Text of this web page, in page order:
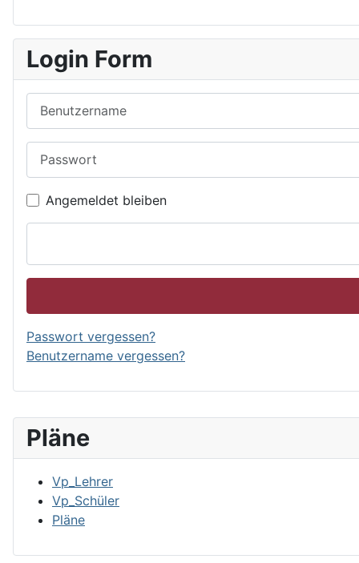
Pläne
Vp_Lehrer
Vp_Schüler
Pläne
Login Form
Angemeldet bleiben
Passwort vergessen?
Benutzername vergessen?